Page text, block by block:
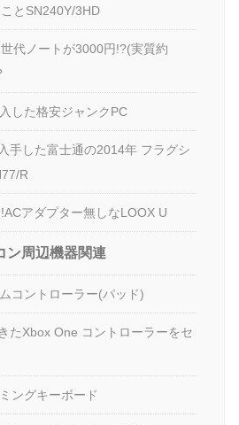
とSN240Y/3HD
代ノートが3000円!?(実質約
した格安ジャンクPC
手した富士通の2014年 フラグシ
R
アダプター無しなLOOX U
ン周辺機器関連
コントローラー(パッド)
たXbox One コントローラーをセ
ングキーボード